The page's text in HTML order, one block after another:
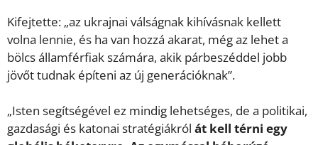
Kifejtette: „az ukrajnai válságnak kihívásnak kellett
volna lennie, és ha van hozzá akarat, még az lehet a
bölcs államférfiak számára, akik párbeszéddel jobb
jövőt tudnak építeni az új generációknak”.
„Isten segítségével ez mindig lehetséges, de a politikai,
gazdasági és katonai stratégiákról át kell térni egy